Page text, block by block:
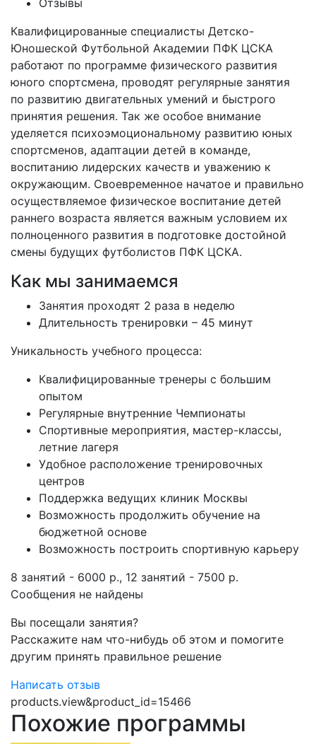
Отзывы
Квалифицированные специалисты Детско-
Юношеской Футбольной Академии ПФК ЦСКА
работают по программе физического развития
юного спортсмена, проводят регулярные занятия
по развитию двигательных умений и быстрого
принятия решения. Так же особое внимание
уделяется психоэмоциональному развитию юных
спортсменов, адаптации детей в команде,
воспитанию лидерских качеств и уважению к
окружающим. Своевременное начатое и правильно
осуществляемое физическое воспитание детей
раннего возраста является важным условием их
полноценного развития в подготовке достойной
смены будущих футболистов ПФК ЦСКА.
Как мы занимаемся
Занятия проходят 2 раза в неделю
Длительность тренировки – 45 минут
Уникальность учебного процесса:
Квалифицированные тренеры с большим
опытом
Регулярные внутренние Чемпионаты
Спортивные мероприятия, мастер-классы,
летние лагеря
Удобное расположение тренировочных
центров
Поддержка ведущих клиник Москвы
Возможность продолжить обучение на
бюджетной основе
Возможность построить спортивную карьеру
8 занятий - 6000 р., 12 занятий - 7500 р.
Сообщения не найдены
Вы посещали занятия?
Расскажите нам что-нибудь об этом и помогите
другим принять правильное решение
Написать отзыв
products.view&product_id=15466
Похожие программы